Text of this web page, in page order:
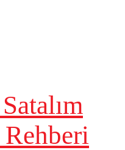
Rehberi